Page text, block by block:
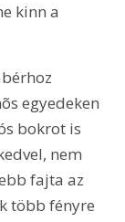
kinn a
egyedeken
bokrot is
nem
fajta az
több fényre